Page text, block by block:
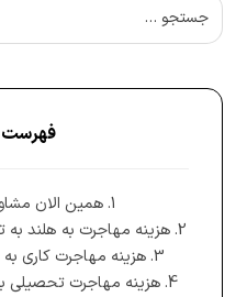
همین الان
هزینه مهاجرت به هلند
هزینه مهاجرت کاری
هزینه مهاجرت تحصیلی